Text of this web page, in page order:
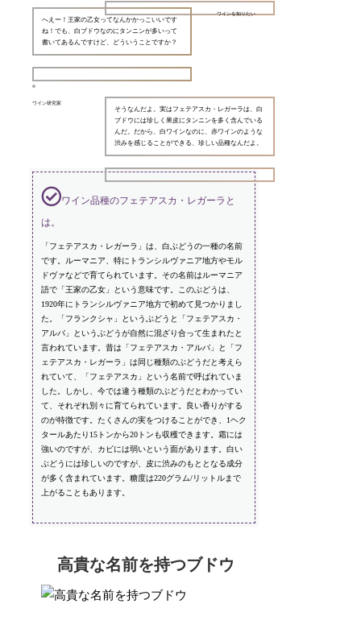
ワインを知りたい
へえー！王家の乙女ってなんかかっこいいです
ね！でも、白ブドウなのにタンニンが多いって
書いてあるんですけど、どういうことですか？
ワイン研究家
そうなんだよ。実はフェテアスカ・レガーラは、白
ブドウには珍しく果皮にタンニンを多く含んでいる
んだ。だから、白ワインなのに、赤ワインのような
渋みを感じることができる、珍しい品種なんだよ。
ワイン品種のフェテアスカ・レガーラと
は。
「フェテアスカ・レガーラ」は、白ぶどうの一種の名前
です。ルーマニア、特にトランシルヴァニア地方やモル
ドヴァなどで育てられています。その名前はルーマニア
語で「王家の乙女」という意味です。このぶどうは、
1920年にトランシルヴァニア地方で初めて見つかりまし
た。「フランクシャ」というぶどうと「フェテアスカ・
アルバ」というぶどうが自然に混ざり合って生まれたと
言われています。昔は「フェテアスカ・アルバ」と「フ
ェテアスカ・レガーラ」は同じ種類のぶどうだと考えら
れていて、「フェテアスカ」という名前で呼ばれていま
した。しかし、今では違う種類のぶどうだとわかってい
て、それぞれ別々に育てられています。良い香りがする
のが特徴です。たくさんの実をつけることができ、1ヘク
タールあたり15トンから20トンも収穫できます。霜には
強いのですが、カビには弱いという面があります。白い
ぶどうには珍しいのですが、皮に渋みのもととなる成分
が多く含まれています。糖度は220グラム/リットルまで
上がることもあります。
高貴な名前を持つブドウ